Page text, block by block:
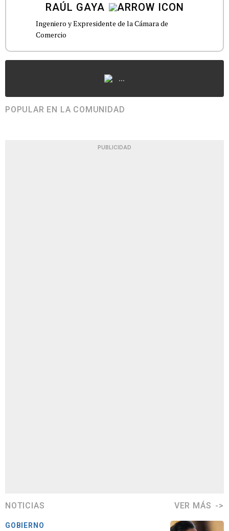
RAÚL GAYA
Ingeniero y Expresidente de la Cámara de
Comercio
...
POPULAR EN LA COMUNIDAD
PUBLICIDAD
NOTICIAS VER MÁS
GOBIERNO